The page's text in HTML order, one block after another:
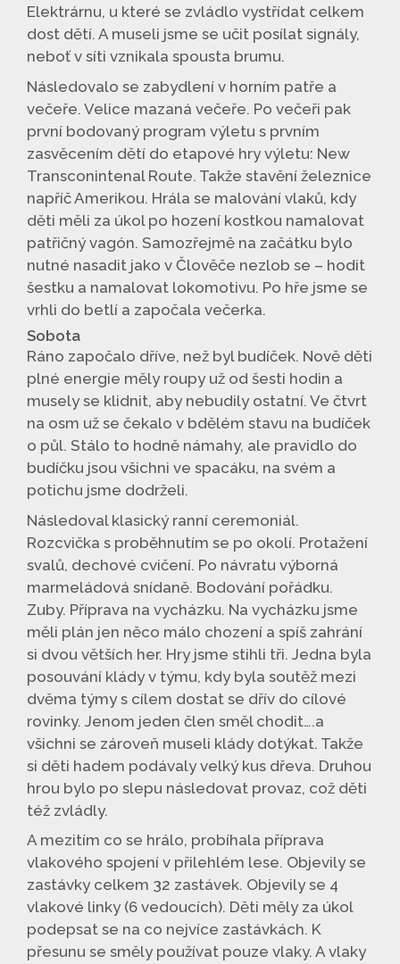
Elektrárnu, u které se zvládlo vystřídat celkem
dost dětí. A museli jsme se učit posílat signály,
neboť v síti vznikala spousta brumu.
Následovalo se zabydlení v horním patře a
večeře. Velice mazaná večeře. Po večeři pak
první bodovaný program výletu s prvním
zasvěcením dětí do etapové hry výletu: New
Transconintenal Route. Takže stavění železnice
napříč Amerikou. Hrála se malování vlaků, kdy
děti měli za úkol po hození kostkou namalovat
patřičný vagón. Samozřejmě na začátku bylo
nutné nasadit jako v Člověče nezlob se – hodit
šestku a namalovat lokomotivu. Po hře jsme se
vrhli do betlí a započala večerka.
Sobota
Ráno započalo dříve, než byl budíček. Nově děti
plné energie měly roupy už od šesti hodin a
musely se klidnit, aby nebudily ostatní. Ve čtvrt
na osm už se čekalo v bdělém stavu na budíček
o půl. Stálo to hodně námahy, ale pravidlo do
budíčku jsou všichni ve spacáku, na svém a
potichu jsme dodrželi.
Následoval klasický ranní ceremoniál.
Rozcvička s proběhnutím se po okolí. Protažení
svalů, dechové cvičení. Po návratu výborná
marmeládová snídaně. Bodování pořádku.
Zuby. Příprava na vycházku. Na vycházku jsme
měli plán jen něco málo chození a spíš zahrání
si dvou větších her. Hry jsme stihli tři. Jedna byla
posouvání klády v týmu, kdy byla soutěž mezi
dvěma týmy s cílem dostat se dřív do cílové
rovinky. Jenom jeden člen směl chodit….a
všichni se zároveň museli klády dotýkat. Takže
si děti hadem podávaly velký kus dřeva. Druhou
hrou bylo po slepu následovat provaz, což děti
též zvládly.
A mezitím co se hrálo, probíhala příprava
vlakového spojení v přilehlém lese. Objevily se
zastávky celkem 32 zastávek. Objevily se 4
vlakové linky (6 vedoucích). Děti měly za úkol
podepsat se na co nejvíce zastávkách. K
přesunu se směly používat pouze vlaky. A vlaky